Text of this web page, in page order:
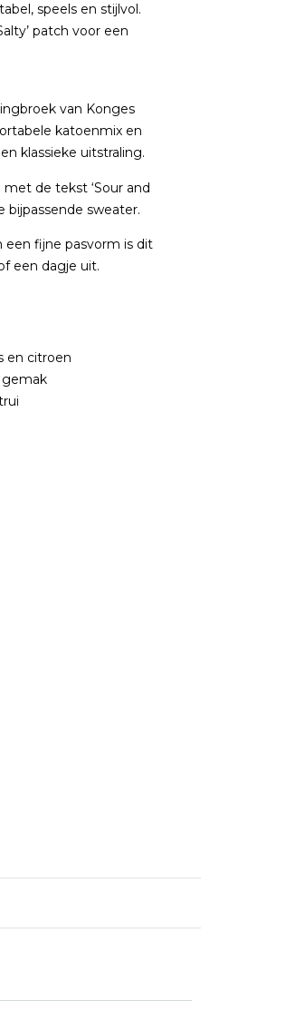
speels en stijlvol.
patch voor een
van Konges
katoenmix en
klassieke uitstraling.
de tekst ‘Sour and
bijpassende sweater.
een fijne pasvorm is dit
een dagje uit.
en citroen
gemak